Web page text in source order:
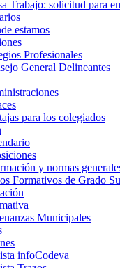
Trabajo: solicitud para
estamos
Profesionales
General Delineantes
para los colegiados
y normas
Formativos de Grado
Municipales
infoCodeva